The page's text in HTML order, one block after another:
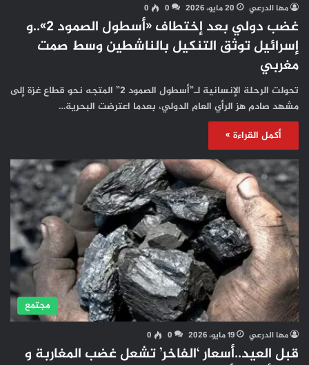
مها الدرعي 20 مايو، 2026 0
0
غضب دولي بعد إختطاف «أسطول الصمود 2»..و
إسرائيل توثق التنكيل بالناشطين وسط صمت
مغربي
تحولت الرحلة الإنسانية لـ”أسطول الصمود 2” المتجه نحو قطاع غزة إلى
مشهد صادم هز الرأي العام الدولي، بعدما اعترضت البحرية…
أكمل القراءة »
مجتمع
مها الدرعي 19 مايو، 2026 0
0
قبل العيد..أسعار ‘الفاخر’ تشعل غضب المغاربة و